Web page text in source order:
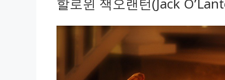
할로윈 잭오랜턴(Jack